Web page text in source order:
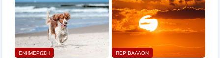
ΕΝΗΜΕΡΩΣΗ ΠΕΡΙΒΑΛΛΟΝ